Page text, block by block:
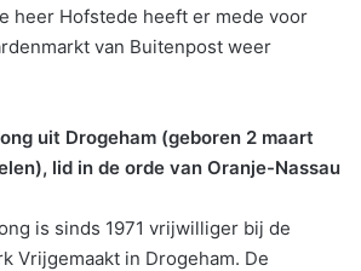
heer Hofstede heeft er mede voor
van Buitenpost weer
uit Drogeham (geboren 2 maart
lid in de orde van Oranje-Nassau
is sinds 1971 vrijwilliger bij de
Vrijgemaakt in Drogeham. De